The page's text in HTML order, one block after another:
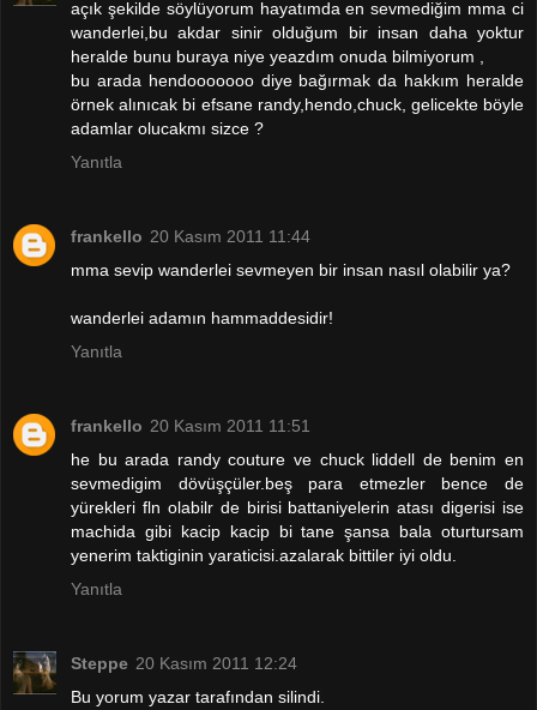
açık şekilde söylüyorum hayatımda en sevmediğim mma ci
wanderlei,bu akdar sinir olduğum bir insan daha yoktur
heralde bunu buraya niye yeazdım onuda bilmiyorum ,
bu arada hendooooooo diye bağırmak da hakkım heralde
örnek alınıcak bi efsane randy,hendo,chuck, gelicekte böyle
adamlar olucakmı sizce ?
Yanıtla
frankello 20 Kasım 2011 11:44
mma sevip wanderlei sevmeyen bir insan nasıl olabilir ya?
wanderlei adamın hammaddesidir!
Yanıtla
frankello 20 Kasım 2011 11:51
he bu arada randy couture ve chuck liddell de benim en
sevmedigim dövüşçüler.beş para etmezler bence de
yürekleri fln olabilr de birisi battaniyelerin atası digerisi ise
machida gibi kacip kacip bi tane şansa bala oturtursam
yenerim taktiginin yaraticisi.azalarak bittiler iyi oldu.
Yanıtla
Steppe 20 Kasım 2011 12:24
Bu yorum yazar tarafından silindi.